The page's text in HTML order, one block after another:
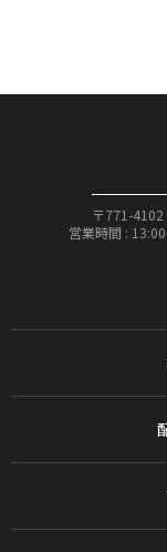
〒771-
営業時間 :